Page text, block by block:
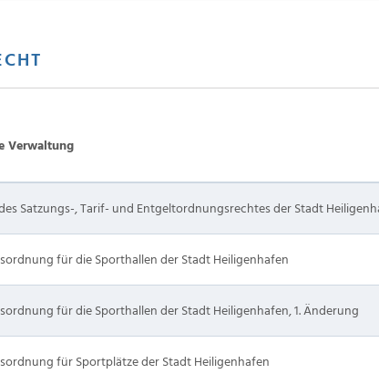
Verwaltung
Satzungs-, Tarif- und Entgeltordnungsrechtes der Stadt
für die Sporthallen der Stadt Heiligenhafen
für die Sporthallen der Stadt Heiligenhafen, 1. Änderung
für Sportplätze der Stadt Heiligenhafen